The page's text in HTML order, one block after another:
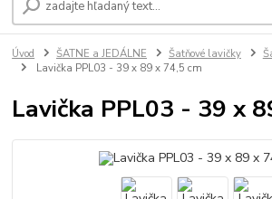
Úvod ŠATNE a JEDÁLNE Šatňové lavičky
Lavička PPL03 - 39 x 89 x 74,5 cm
Lavička PPL03 - 39 x